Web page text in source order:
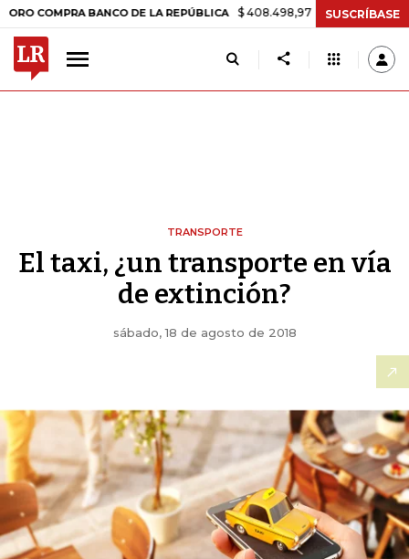
BANCO DE LA REPÚBLICA $ 408.498,97 +$ 8.753,81 +2,19%
SUSCRÍBASE
TRANSPORTE
El taxi, ¿un transporte en vía
de extinción?
sábado, 18 de agosto de 2018